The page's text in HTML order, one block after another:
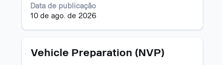
Data de publicação
10 de ago. de 2026
para
visualizar
dela.
Título
Vehicle Preparation (NVP)
Selecione